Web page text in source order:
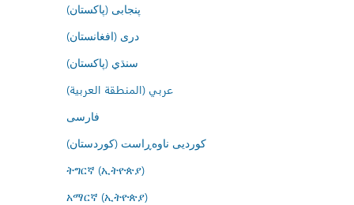
پنجابی (پاکستان)
درى (افغانستان)
سنڌي (پاکستان)
عربي (المنطقة العربية)
فارسى
کوردیی ناوەڕاست (کوردستان)
ትግርኛ (ኢትዮጵያ)
አማርኛ (ኢትዮጵያ)